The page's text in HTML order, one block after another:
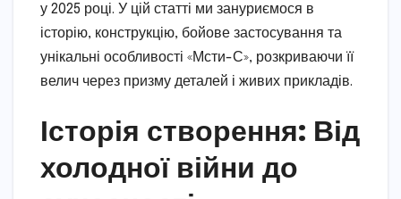
у 2025 році. У цій статті ми зануриємося в
історію, конструкцію, бойове застосування та
унікальні особливості «Мсти-С», розкриваючи її
велич через призму деталей і живих прикладів.
Історія створення: Від
холодної війни до